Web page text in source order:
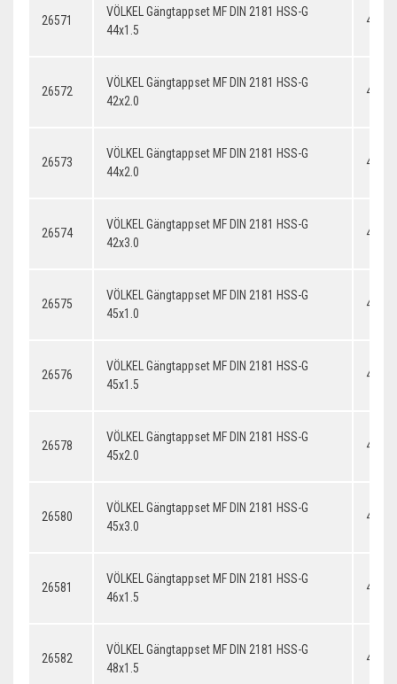
26571
VÖLKEL Gängtappset MF DIN 2181 HSS-G
44x1.5
26572
VÖLKEL Gängtappset MF DIN 2181 HSS-G
42x2.0
26573
VÖLKEL Gängtappset MF DIN 2181 HSS-G
44x2.0
26574
VÖLKEL Gängtappset MF DIN 2181 HSS-G
42x3.0
26575
VÖLKEL Gängtappset MF DIN 2181 HSS-G
45x1.0
26576
VÖLKEL Gängtappset MF DIN 2181 HSS-G
45x1.5
26578
VÖLKEL Gängtappset MF DIN 2181 HSS-G
45x2.0
26580
VÖLKEL Gängtappset MF DIN 2181 HSS-G
45x3.0
26581
VÖLKEL Gängtappset MF DIN 2181 HSS-G
46x1.5
26582
VÖLKEL Gängtappset MF DIN 2181 HSS-G
48x1.5